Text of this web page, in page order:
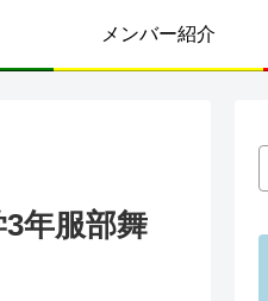
メンバー紹介
年服部舞